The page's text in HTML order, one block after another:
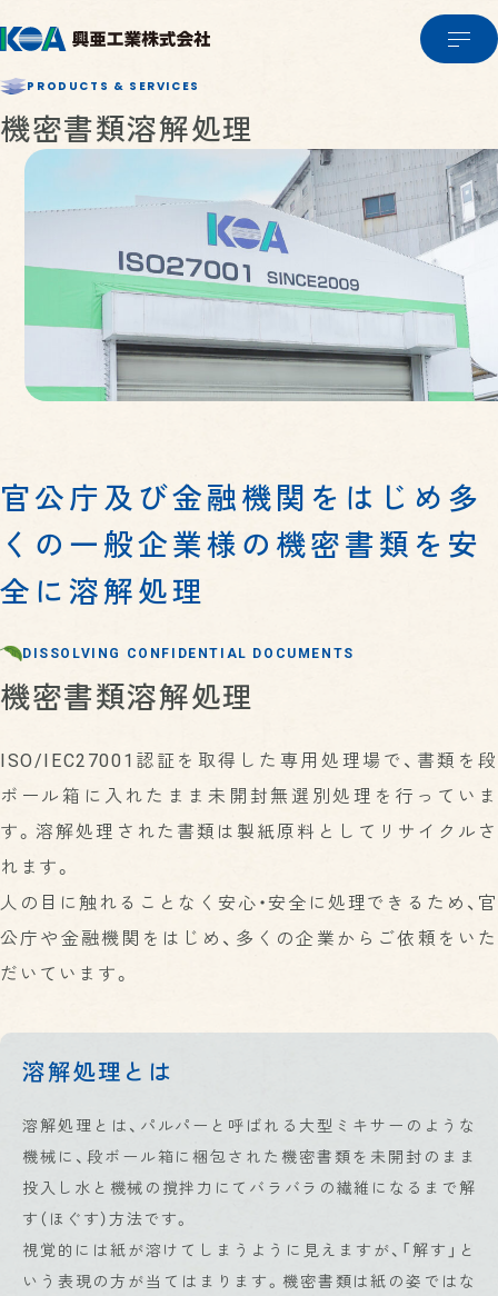
代表メッセージ
会社概要
データで見るKOA
アクセスマップ
施設・設備
営業ネットワーク
物流システム
研究開発・品質管理
パートナーシップ構築宣言
製品・サービス
製品・サービスTOP
段ボール原紙
更紙（ざらがみ）
機密書類溶解処理
機密書類溶解処理の流れ
SUSTAINABILITY
サステナビリティ
サステナビリティTOP
環境への取り組み
環境報告書
廃棄物処理施設の維持管理情報
次世代育成支援対策推進法への取り組み
女性活躍推進法への取り組み
健康経営
地域との共生
RECRUIT
採用情報TOP
技能職について
教育研修・福利厚生など
PRODUCTS & SERVICES
機密書類溶解処理
官公庁及び金融機関をはじめ 多
くの一般企業様の機密書類を安
全に溶解処理
DISSOLVING CONFIDENTIAL DOCUMENTS
機密書類溶解処理
ISO/IEC27001認証を取得した専用処理場で、書類を段
ボール箱に入れたまま未開封無選別処理を行っていま
す。溶解処理された書類は製紙原料としてリサイクルさ
れます。
人の目に触れることなく安心・安全に処理できるため、官
公庁や金融機関をはじめ、多くの企業からご依頼をいた
だいています。
溶解処理とは
溶解処理とは、パルパーと呼ばれる大型ミキサーのような
機械に、段ボール箱に梱包された機密書類を未開封のまま
投入し水と機械の撹拌力にてバラバラの繊維になるまで解
す（ほぐす）方法です。
視覚的には紙が溶けてしまうように見えますが、「解す」と
いう表現の方が当てはまります。機密書類は紙の姿ではな